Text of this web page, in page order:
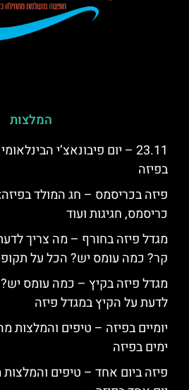
המלצות
בפיזה
פיזה בכריסמס – חג המולד
כריסמס, חגיגות ועוד
מגדל פיזה בחורף – מה צריך
קר? כמה עומס יש? הכל על
מגדל פיזה בקיץ – כמה עומס
לדעת על הקיץ במגדל פיזה
ימים בפיזה
פיזה ביום אחד – טיפים